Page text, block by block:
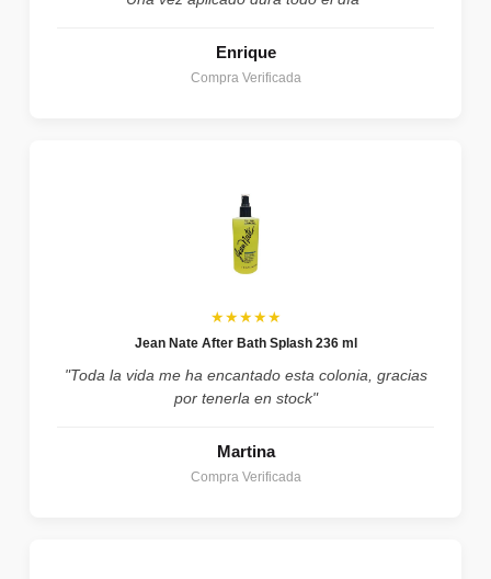
Enrique
Compra Verificada
★★★★★
Jean Nate After Bath Splash 236 ml
"Toda la vida me ha encantado esta colonia, gracias
por tenerla en stock"
Martina
Compra Verificada